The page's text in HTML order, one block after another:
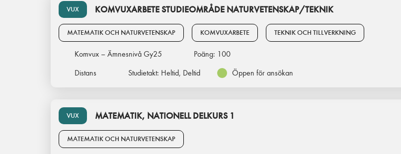
VUX KOMVUXARBETE STUDIEOMRÅDE NATURVETENSKAP/TEKNIK
MATEMATIK OCH NATURVETENSKAP KOMVUXARBETE TEKNIK OCH TILLVERKNING
Komvux – Ämnesnivå Gy25 Poäng: 100
Distans
Studietakt: Heltid, Deltid Öppen för ansökan
VUX MATEMATIK, NATIONELL DELKURS 1
MATEMATIK OCH NATURVETENSKAP